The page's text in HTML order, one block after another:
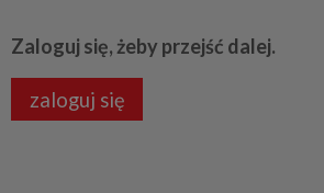
Zaloguj się, żeby przejść dalej.
zaloguj się